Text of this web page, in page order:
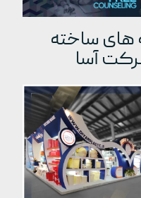
های ساخته
آسا